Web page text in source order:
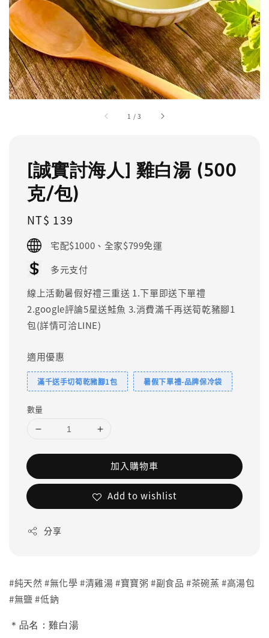
1 /3
[誠實討海人] 雞白湯 (500
克/包)
Regular
price
NT$ 139
宅配$1000、全家$799免運
多元支付
線上活動暑假好禮三重送 1.下單即送下單禮
2.google評論5星送鮭魚 3.消費滿千再送筍乾豬腳1
包(詳情可洽LINE)
適用優惠
滿千送手切筍乾豬腳1包 暑假下單禮-品牌保冷袋
數量
加入購物車
Add to wishlist
分享
#純天然 #無化學 #清雞湯 #寶寶粥 #副食品 #茶碗蒸 #高湯包
#無鹽 #低鈉
＊品名：雞白湯